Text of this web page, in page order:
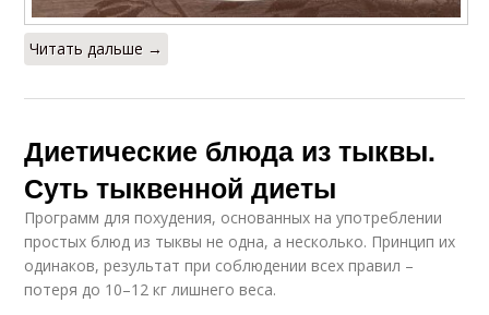
Читать дальше →
Диетические блюда из тыквы.
Суть тыквенной диеты
Программ для похудения, основанных на употреблении
простых блюд из тыквы не одна, а несколько. Принцип их
одинаков, результат при соблюдении всех правил –
потеря до 10–12 кг лишнего веса.